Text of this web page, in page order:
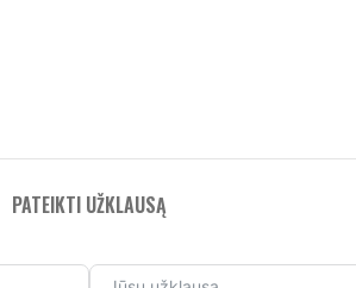
PATEIKTI UŽKLAUSĄ